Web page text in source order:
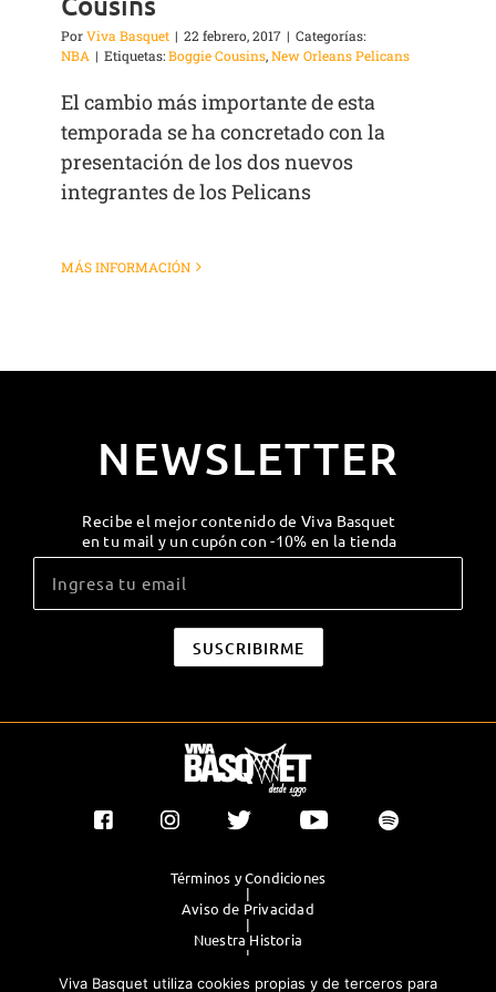
PorViva Basquet | 22 febrero, 2017 | Categorías:
NBA | Etiquetas:Boggie Cousins,New Orleans Pelicans
El cambio más importante de esta
temporada se ha concretado con la
presentación de los dos nuevos
integrantes de los Pelicans
MÁS INFORMACIÓN
NEWSLETTER
Recibe el mejor contenido de Viva Basquet
en tu mail y un cupón con -10% en la tienda
Términos y Condiciones
|
Aviso de Privacidad
|
Nuestra Historia
|
|
Viva Basquet utiliza cookies propias y de terceros para